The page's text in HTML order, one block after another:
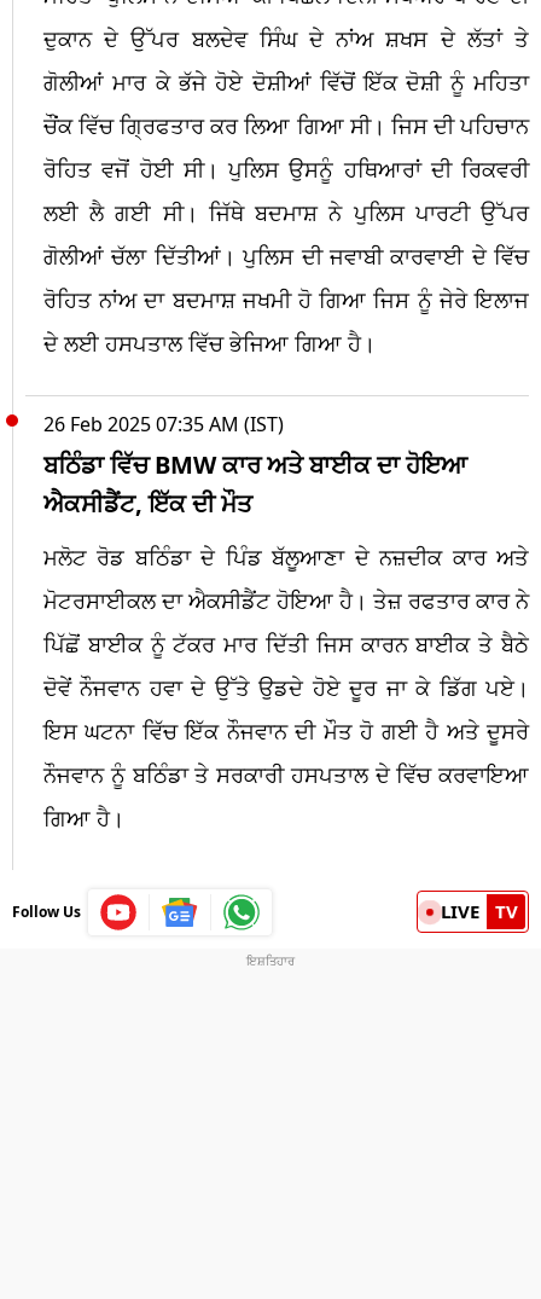
ਦੁਕਾਨ ਦੇ ਉੱਪਰ ਬਲਦੇਵ ਸਿੰਘ ਦੇ ਨਾਂਅ ਸ਼ਖਸ ਦੇ ਲੱਤਾਂ ਤੇ
ਗੋਲੀਆਂ ਮਾਰ ਕੇ ਭੱਜੇ ਹੋਏ ਦੋਸ਼ੀਆਂ ਵਿੱਚੋਂ ਇੱਕ ਦੋਸ਼ੀ ਨੂੰ ਮਹਿਤਾ
ਚੌਂਕ ਵਿੱਚ ਗ੍ਰਿਫਤਾਰ ਕਰ ਲਿਆ ਗਿਆ ਸੀ। ਜਿਸ ਦੀ ਪਹਿਚਾਨ
ਰੋਹਿਤ ਵਜੋਂ ਹੋਈ ਸੀ। ਪੁਲਿਸ ਉਸਨੂੰ ਹਥਿਆਰਾਂ ਦੀ ਰਿਕਵਰੀ
ਲਈ ਲੈ ਗਈ ਸੀ। ਜਿੱਥੇ ਬਦਮਾਸ਼ ਨੇ ਪੁਲਿਸ ਪਾਰਟੀ ਉੱਪਰ
ਗੋਲੀਆਂ ਚੱਲਾ ਦਿੱਤੀਆਂ। ਪੁਲਿਸ ਦੀ ਜਵਾਬੀ ਕਾਰਵਾਈ ਦੇ ਵਿੱਚ
ਰੋਹਿਤ ਨਾਂਅ ਦਾ ਬਦਮਾਸ਼ ਜਖਮੀ ਹੋ ਗਿਆ ਜਿਸ ਨੂੰ ਜੇਰੇ ਇਲਾਜ
ਦੇ ਲਈ ਹਸਪਤਾਲ ਵਿੱਚ ਭੇਜਿਆ ਗਿਆ ਹੈ।
26 Feb 2025 07:35 AM (IST)
ਬਠਿੰਡਾ ਵਿੱਚ BMW ਕਾਰ ਅਤੇ ਬਾਈਕ ਦਾ ਹੋਇਆ
ਐਕਸੀਡੈਂਟ, ਇੱਕ ਦੀ ਮੌਤ
ਮਲੋਟ ਰੋਡ ਬਠਿੰਡਾ ਦੇ ਪਿੰਡ ਬੱਲੂਆਣਾ ਦੇ ਨਜ਼ਦੀਕ ਕਾਰ ਅਤੇ
ਮੋਟਰਸਾਈਕਲ ਦਾ ਐਕਸੀਡੈਂਟ ਹੋਇਆ ਹੈ। ਤੇਜ਼ ਰਫਤਾਰ ਕਾਰ ਨੇ
ਪਿੱਛੋਂ ਬਾਈਕ ਨੂੰ ਟੱਕਰ ਮਾਰ ਦਿੱਤੀ ਜਿਸ ਕਾਰਨ ਬਾਈਕ ਤੇ ਬੈਠੇ
ਦੋਵੇਂ ਨੌਜਵਾਨ ਹਵਾ ਦੇ ਉੱਤੇ ਉਡਦੇ ਹੋਏ ਦੂਰ ਜਾ ਕੇ ਡਿੱਗ ਪਏ।
ਇਸ ਘਟਨਾ ਵਿੱਚ ਇੱਕ ਨੌਜਵਾਨ ਦੀ ਮੌਤ ਹੋ ਗਈ ਹੈ ਅਤੇ ਦੂਸਰੇ
ਨੌਜਵਾਨ ਨੂੰ ਬਠਿੰਡਾ ਤੇ ਸਰਕਾਰੀ ਹਸਪਤਾਲ ਦੇ ਵਿੱਚ ਕਰਵਾਇਆ
ਗਿਆ ਹੈ।
Follow Us LIVE TV